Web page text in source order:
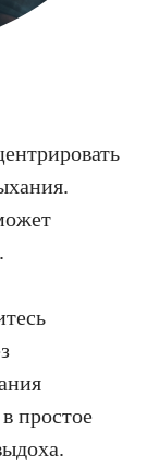
простое